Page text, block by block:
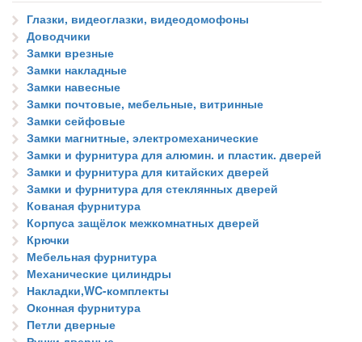
Глазки, видеоглазки, видеодомофоны
Доводчики
Замки врезные
Замки накладные
Замки навесные
Замки почтовые, мебельные, витринные
Замки сейфовые
Замки магнитные, электромеханические
Замки и фурнитура для алюмин. и пластик. дверей
Замки и фурнитура для китайских дверей
Замки и фурнитура для стеклянных дверей
Кованая фурнитура
Корпуса защёлок межкомнатных дверей
Крючки
Мебельная фурнитура
Механические цилиндры
Накладки,WC-комплекты
Оконная фурнитура
Петли дверные